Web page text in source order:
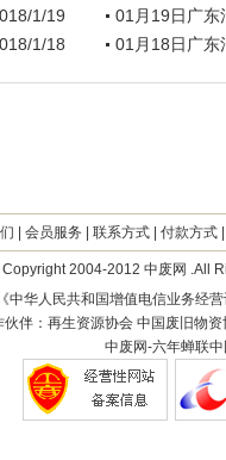
1/19
1/18
01月19日广
01月18日广
会员服务 联系方式| 付款方式
Copyright 2004-2012 中废网 .All
《中华人民共和国增值电信业务经
伙伴：再生资源协会 中国废旧物
中废网-六年蝉联